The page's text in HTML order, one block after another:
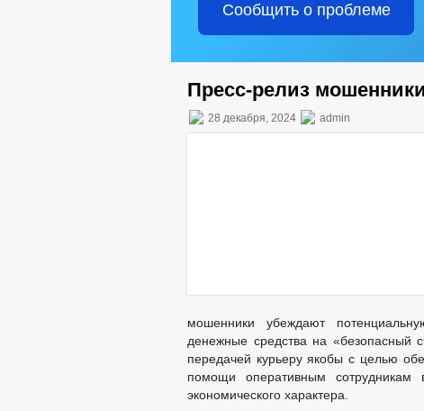
Сообщить о проблеме
Пресс-релиз мошенники
28 декабря, 2024 admin
мошенники убеждают
денежные средства на «безопасный
передачей курьеру якобы с целью
помощи оперативным сотрудникам
экономического характера.